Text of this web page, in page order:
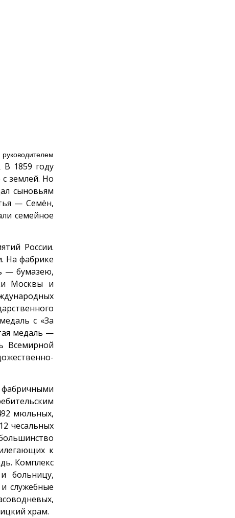
В 1859 году
землей. Но
сыновьям
— Семён,
семейное
России.
На фабрике
— бумазею,
Москвы и
с «За
медаль —
Всемирной
фабричными
мюльных,
чесальных
к
Комплекс
больницу,
служебные
храм.